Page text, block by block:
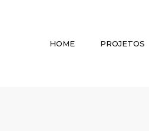
HOME PROJETOS